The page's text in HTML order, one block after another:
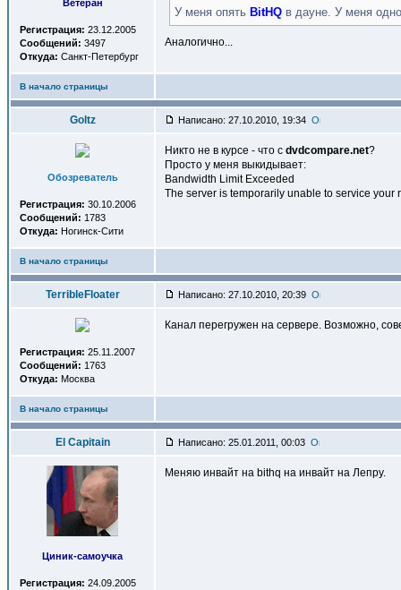
Ветеран
Регистрация: 23.12.2005
Сообщений: 3497
Откуда: Санкт-Петербург
У меня опять BitHQ в дауне. У меня
Аналогично...
В начало страницы
Goltz Написано: 27.10.2010, 19:34
Обозреватель
Регистрация: 30.10.2006
Сообщений: 1783
Откуда: Ногинск-Сити
Никто не в курсе - что с dvdcompare.net?
Просто у меня выкидывает:
Bandwidth Limit Exceeded
The server is temporarily unable to service
В начало страницы
TerribleFloater Написано: 27.10.2010, 20:39
Регистрация: 25.11.2007
Сообщений: 1763
Откуда: Москва
Канал перегружен на сервере. Возможно,
В начало страницы
El Capitain Написано: 25.01.2011, 00:03
Циник-самоучка
Регистрация: 24.09.2005
Меняю инвайт на bithq на инвайт на Лепру.